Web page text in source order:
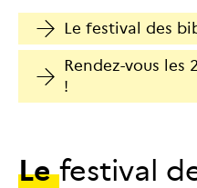
Le festival des
Rendez-vous les
!
Lefestival